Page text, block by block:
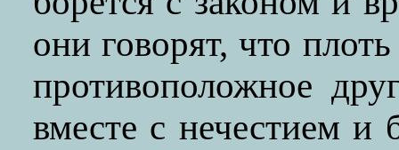
они говорят, что
противоположное
вместе с нечестием и